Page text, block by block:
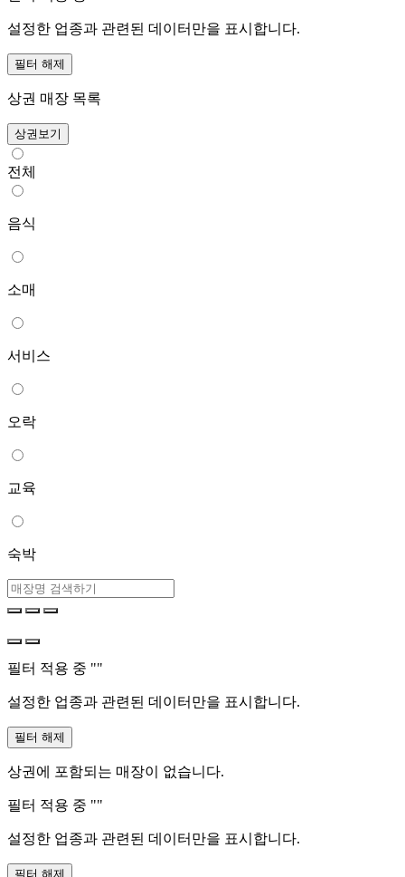
설정한 업종과 관련된 데이터만을 표시합니다.
필터 해제
상권 매장 목록
상권보기
전체
음식
소매
서비스
오락
교육
숙박
필터 적용 중 ""
설정한 업종과 관련된 데이터만을 표시합니다.
필터 해제
상권에 포함되는 매장이 없습니다.
필터 적용 중 ""
설정한 업종과 관련된 데이터만을 표시합니다.
필터 해제